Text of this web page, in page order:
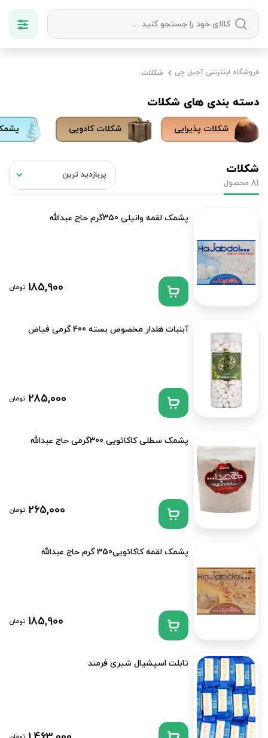
فروشگاه اینترنتی آجیل چی شکلات
دسته بندی های شکلات
شکلات پذیرایی شکلات کادویی
شکلات
81 محصول
پشمک لقمه وانیلی 350گرم حاج عبدالله
185,900 تومان
آبنبات هلدار مخصوص بسته 400 گرمی فیاض
285,000 تومان
پشمک سطلی کاکائویی 300گرمی حاج عبدالله
265,000 تومان
پشمک لقمه کاکائویی350 گرم حاج عبدالله
185,900 تومان
تابلت اسپشیال شیری فرمند